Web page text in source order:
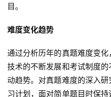
目。
难度变化趋势
通过分析历年的真题难度变
技术的不断发展和考试制度
动趋势。对真题难度的深入
习计划，面对简单题目时保